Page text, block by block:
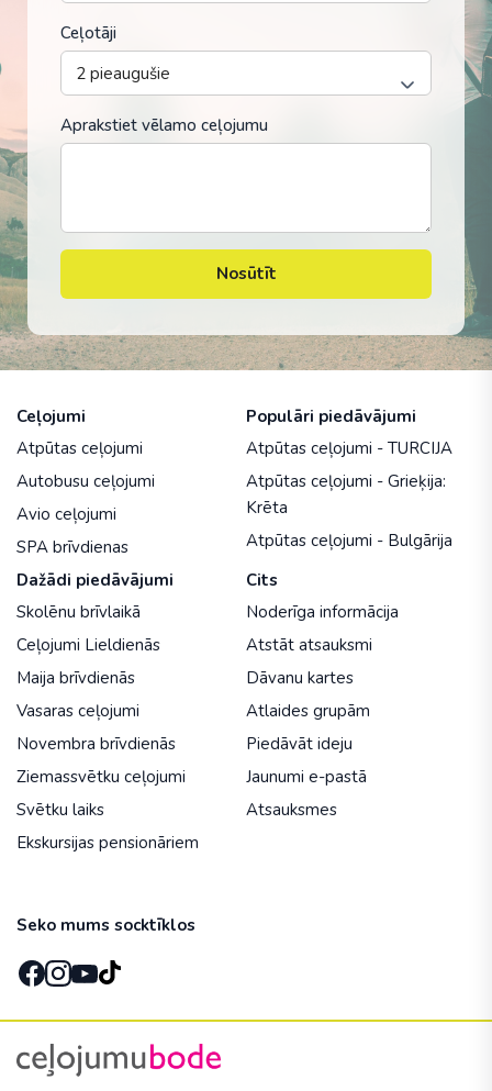
Ceļotāji
Aprakstiet vēlamo ceļojumu
Nosūtīt
Ceļojumi
Atpūtas ceļojumi
Autobusu ceļojumi
Avio ceļojumi
SPA brīvdienas
Populāri piedāvājumi
Atpūtas ceļojumi - TURCIJA
Atpūtas ceļojumi - Grieķija:
Krēta
Atpūtas ceļojumi - Bulgārija
Dažādi piedāvājumi
Skolēnu brīvlaikā
Ceļojumi Lieldienās
Maija brīvdienās
Vasaras ceļojumi
Novembra brīvdienās
Ziemassvētku ceļojumi
Svētku laiks
Ekskursijas pensionāriem
Cits
Noderīga informācija
Atstāt atsauksmi
Dāvanu kartes
Atlaides grupām
Piedāvāt ideju
Jaunumi e-pastā
Atsauksmes
Seko mums socktīklos